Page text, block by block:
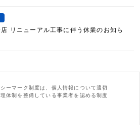
リニューアル工事に伴う休業のお知ら
ーマーク制度は、個人情報について適切
体制を整備している事業者を認める制度